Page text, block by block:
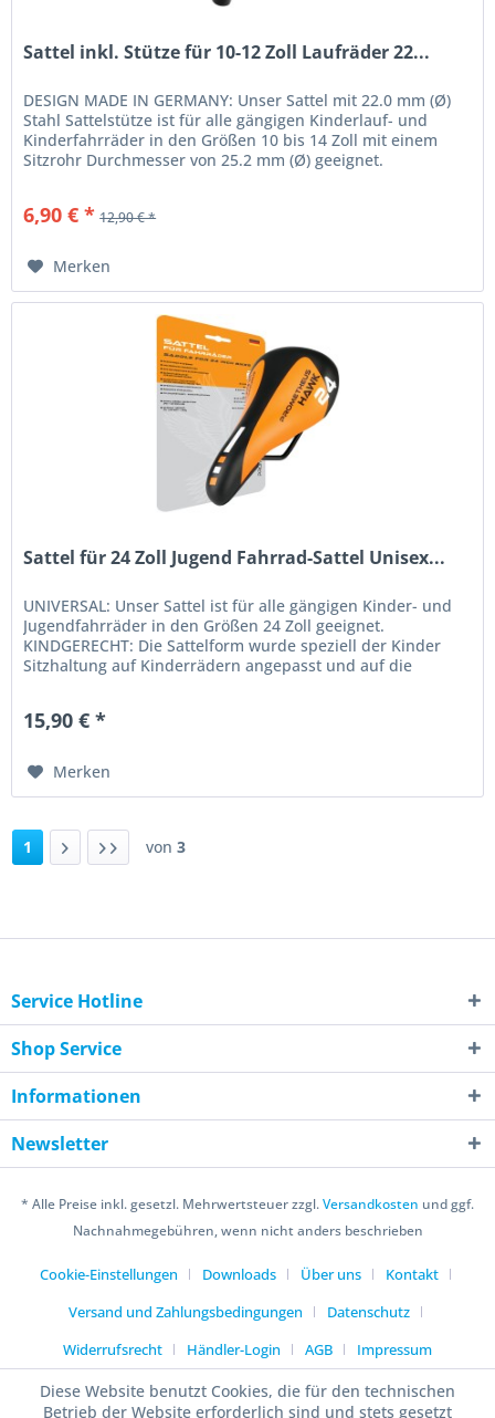
Sattel inkl. Stütze für 10-12 Zoll Laufräder 22...
DESIGN MADE IN GERMANY: Unser Sattel mit 22.0 mm (Ø)
Stahl Sattelstütze ist für alle gängigen Kinderlauf- und
Kinderfahrräder in den Größen 10 bis 14 Zoll mit einem
Sitzrohr Durchmesser von 25.2 mm (Ø) geeignet.
6,90 € * 12,90 € *
Merken
Sattel für 24 Zoll Jugend Fahrrad-Sattel Unisex...
UNIVERSAL: Unser Sattel ist für alle gängigen Kinder- und
Jugendfahrräder in den Größen 24 Zoll geeignet.
KINDGERECHT: Die Sattelform wurde speziell der Kinder
Sitzhaltung auf Kinderrädern angepasst und auf die
15,90 € *
Merken
1 von 3
Service Hotline
Shop Service
Informationen
Newsletter
* Alle Preise inkl. gesetzl. Mehrwertsteuer zzgl.Versandkosten und ggf.
Nachnahmegebühren, wenn nicht anders beschrieben
Cookie-Einstellungen Downloads Über uns
Kontakt
Versand und Zahlungsbedingungen
Datenschutz
Widerrufsrecht
Händler-Login AGB Impressum
Diese Website benutzt Cookies, die für den technischen
Betrieb der Website erforderlich sind und stets gesetzt